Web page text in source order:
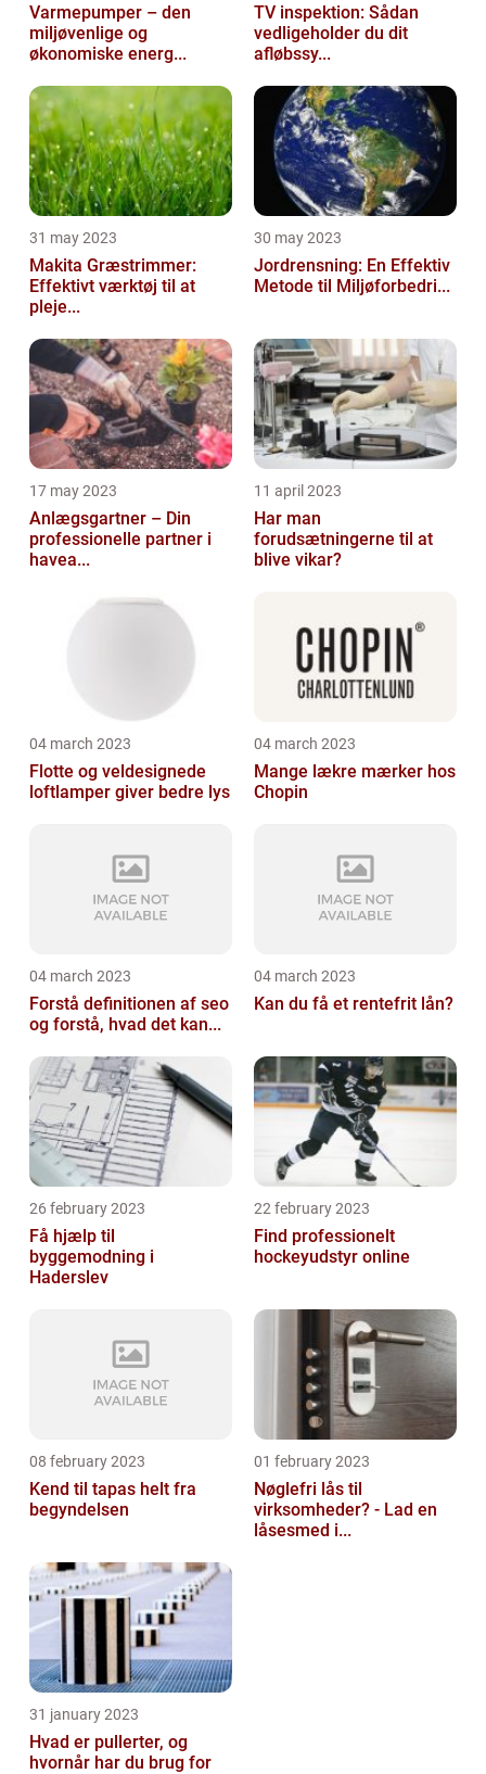
Varmepumper – den
miljøvenlige og
økonomiske energ...
TV inspektion: Sådan
vedligeholder du dit
afløbssy...
31 may 2023
Makita Græstrimmer:
Effektivt værktøj til at
pleje...
30 may 2023
Jordrensning: En Effektiv
Metode til Miljøforbedri...
17 may 2023
Anlægsgartner – Din
professionelle partner i
havea...
11 april 2023
Har man
forudsætningerne til at
blive vikar?
04 march 2023
Flotte og veldesignede
loftlamper giver bedre lys
04 march 2023
Mange lækre mærker hos
Chopin
04 march 2023
Forstå definitionen af seo
og forstå, hvad det kan...
04 march 2023
Kan du få et rentefrit lån?
26 february 2023
Få hjælp til
byggemodning i
Haderslev
22 february 2023
Find professionelt
hockeyudstyr online
08 february 2023
Kend til tapas helt fra
begyndelsen
01 february 2023
Nøglefri lås til
virksomheder? - Lad en
låsesmed i...
31 january 2023
Hvad er pullerter, og
hvornår har du brug for